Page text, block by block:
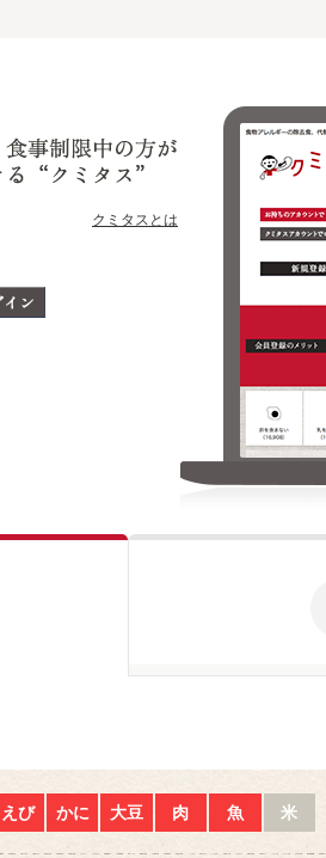
クミタスとは
入・ブックマーク履歴がわかります
えび かに 大豆 肉 魚 米